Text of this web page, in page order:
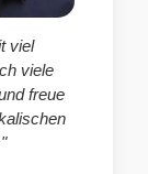
viel
viele
freue